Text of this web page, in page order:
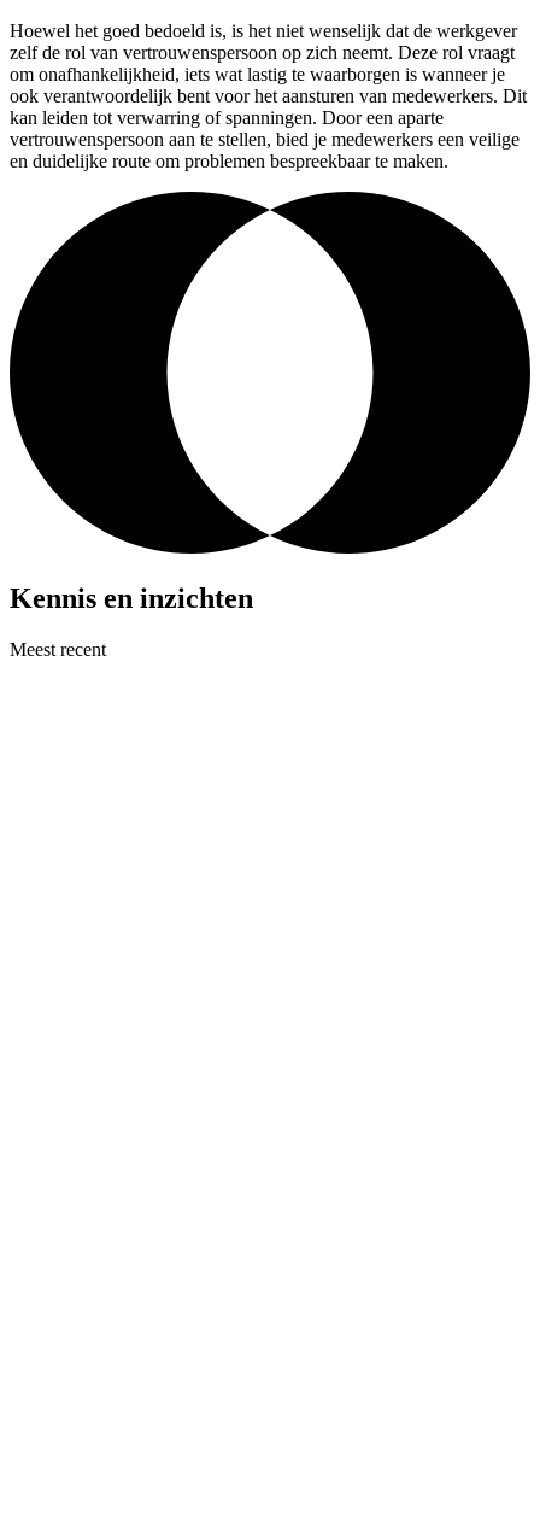
Hoewel het goed bedoeld is, is het niet wenselijk dat de werkgever
zelf de rol van vertrouwenspersoon op zich neemt. Deze rol vraagt
om onafhankelijkheid, iets wat lastig te waarborgen is wanneer je
ook verantwoordelijk bent voor het aansturen van medewerkers. Dit
kan leiden tot verwarring of spanningen. Door een aparte
vertrouwenspersoon aan te stellen, bied je medewerkers een veilige
en duidelijke route om problemen bespreekbaar te maken.
Kennis en inzichten
Meest recent